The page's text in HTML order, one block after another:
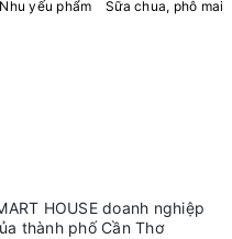
Nhu yếu phẩm Sữa chua, phô mai
HOUSE doanh nghiệp
thành phố Cần Thơ